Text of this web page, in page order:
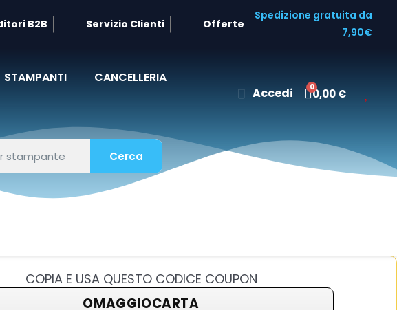
B2B Servizio Clienti Offerte
Spedizione gratuita da
7,90€
STAMPANTI
CANCELLERIA
Accedi 0,00 €
Cerca
COPIA E USA QUESTO CODICE COUPON
OMAGGIOCARTA